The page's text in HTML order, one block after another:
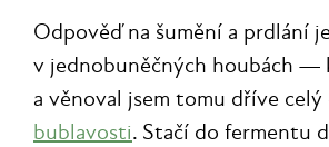
Odpověď na šumění a prdlání
v jednobuněčných houbách —
a věnoval jsem tomu dříve celý
bublavosti. Stačí do fermentu